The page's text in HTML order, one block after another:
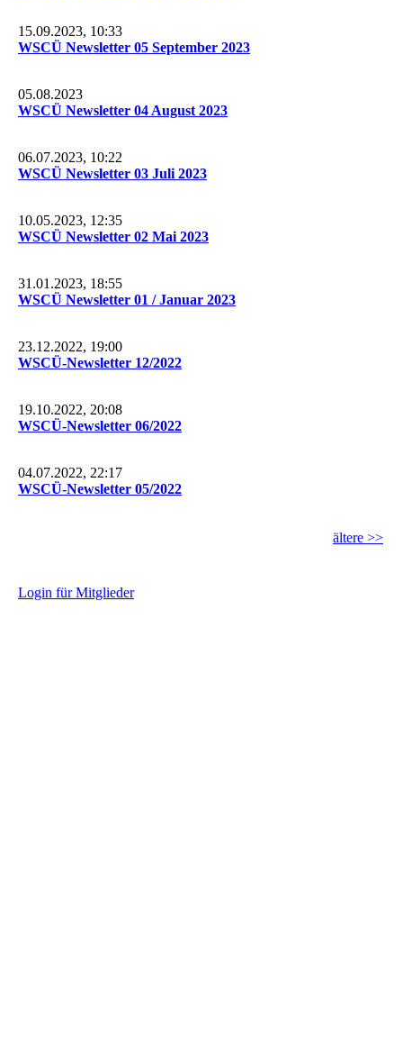
15.09.2023, 10:33
WSCÜ Newsletter 05 September 2023
05.08.2023
WSCÜ Newsletter 04 August 2023
06.07.2023, 10:22
WSCÜ Newsletter 03 Juli 2023
10.05.2023, 12:35
WSCÜ Newsletter 02 Mai 2023
31.01.2023, 18:55
WSCÜ Newsletter 01 / Januar 2023
23.12.2022, 19:00
WSCÜ-Newsletter 12/2022
19.10.2022, 20:08
WSCÜ-Newsletter 06/2022
04.07.2022, 22:17
WSCÜ-Newsletter 05/2022
ältere >>
Login für Mitglieder